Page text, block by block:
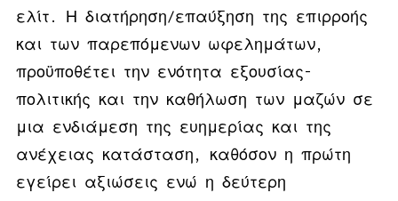
ελίτ. Η διατήρηση/επαύξηση της επιρροής
και των παρεπόμενων ωφελημάτων,
προϋποθέτει την ενότητα εξουσίας-
πολιτικής και την καθήλωση των μαζών σε
μια ενδιάμεση της ευημερίας και της
ανέχειας κατάσταση, καθόσον η πρώτη
εγείρει αξιώσεις ενώ η δεύτερη